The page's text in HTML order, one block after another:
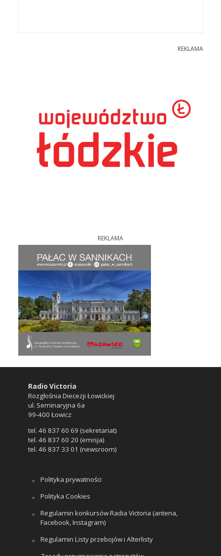
REKLAMA
REKLAMA
Radio Victoria
Rozgłośnia Diecezji Łowickiej
ul. Seminaryjna 6a
99-400 Łowicz
tel. 46 837 60 69 (sekretariat)
tel. 46 837 60 20 (emisja)
tel. 46 837 33 01 (newsroom)
Polityka prywatności
Polityka Cookies
Regulamin konkursów Radia Victoria (antena,
Facebook, Instagram)
Regulamin Listy przebojów i Alterlisty